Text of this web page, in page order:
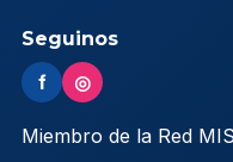
Seguinos
f ◎
Miembro de la Red